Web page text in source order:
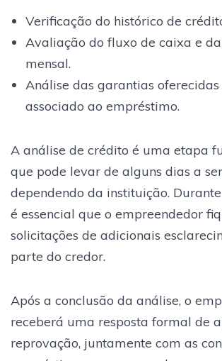
Verificação do histórico de
Avaliação do fluxo de caixa e
mensal.
Análise das garantias oferecidas
associado ao empréstimo.
A análise de crédito é uma etapa
que pode levar de alguns dias a
dependendo da instituição.
é essencial que o empreendedor
solicitações de adicionais
parte do credor.
Após a conclusão da análise, o
receberá uma resposta formal de
reprovação, juntamente com as